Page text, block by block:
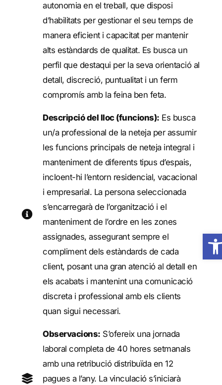
autonomia en el treball, que disposi
d’habilitats per gestionar el seu temps de
manera eficient i capacitat per mantenir
alts estàndards de qualitat. Es busca un
perfil que destaqui per la seva orientació al
detall, discreció, puntualitat i un ferm
compromís amb la feina ben feta.
Descripció del lloc (funcions): Es busca
un/a professional de la neteja per assumir
les funcions principals de neteja integral i
manteniment de diferents tipus d’espais,
incloent-hi l’entorn residencial, vacacional
i empresarial. La persona seleccionada
s’encarregarà de l’organització i el
manteniment de l’ordre en les zones
assignades, assegurant sempre el
compliment dels estàndards de cada
client, posant una gran atenció al detall en
els acabats i mantenint una comunicació
discreta i professional amb els clients
quan sigui necessari.
Observacions: S’ofereix una jornada
laboral completa de 40 hores setmanals
amb una retribució distribuïda en 12
pagues a l’any. La vinculació s’iniciarà